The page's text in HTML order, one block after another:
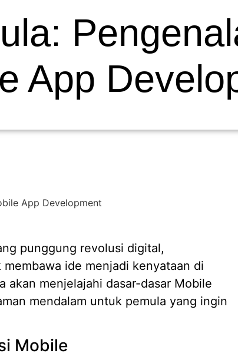
App
punggung revolusi digital,
ide menjadi kenyataan di
akan menjelajahi dasar-dasar Mobile
mendalam untuk pemula yang ingin
Mobile